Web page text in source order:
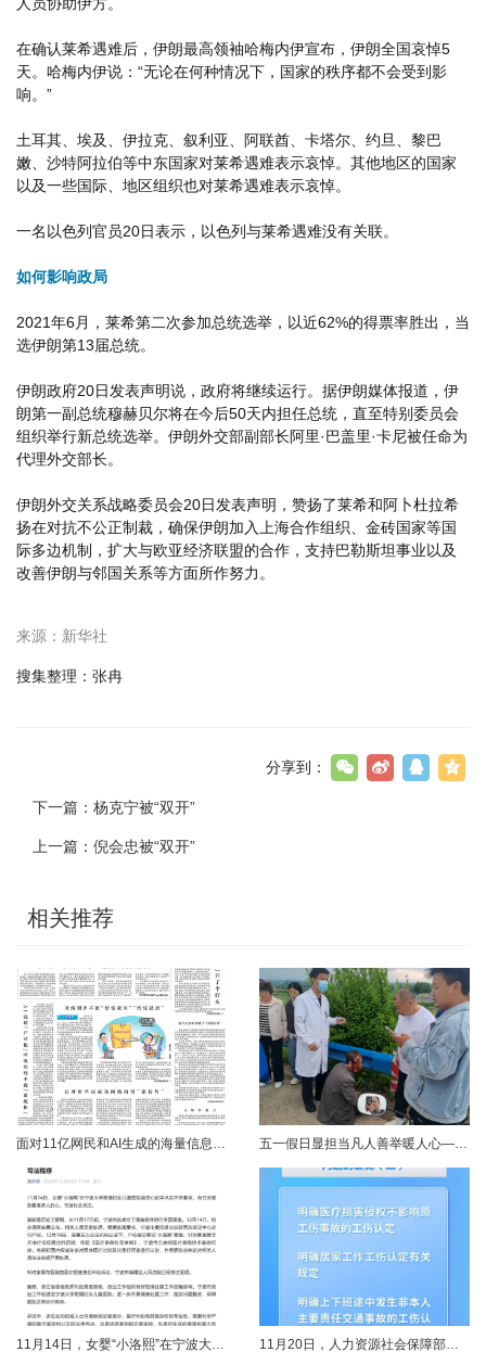
在确认莱希遇难后，伊朗最高领袖哈梅内伊宣布，伊朗全国哀悼5
天。哈梅内伊说：“无论在何种情况下，国家的秩序都不会受到影
响。”
土耳其、埃及、伊拉克、叙利亚、阿联酋、卡塔尔、约旦、黎巴
嫩、沙特阿拉伯等中东国家对莱希遇难表示哀悼。其他地区的国家
以及一些国际、地区组织也对莱希遇难表示哀悼。
一名以色列官员20日表示，以色列与莱希遇难没有关联。
如何影响政局
2021年6月，莱希第二次参加总统选举，以近62%的得票率胜出，当
选伊朗第13届总统。
伊朗政府20日发表声明说，政府将继续运行。据伊朗媒体报道，伊
朗第一副总统穆赫贝尔将在今后50天内担任总统，直至特别委员会
组织举行新总统选举。伊朗外交部副部长阿里·巴盖里·卡尼被任命为
代理外交部长。
伊朗外交关系战略委员会20日发表声明，赞扬了莱希和阿卜杜拉希
扬在对抗不公正制裁，确保伊朗加入上海合作组织、金砖国家等国
际多边机制，扩大与欧亚经济联盟的合作，支持巴勒斯坦事业以及
改善伊朗与邻国关系等方面所作努力。
来源：新华社
搜集整理：张冉
分享到：
下一篇： 杨克宁被“双开”
上一篇： 倪会忠被“双开”
相关推荐
面对11亿网民和AI生成的海量信息，如何更有效地打击色情、赌博、侵权、谣言等不良信息，确保网民的安全感和获得感持续“在线”？对这一网络治理之问，网信部门给出了清晰答案：用好网络举报这一关键抓手，推动“被动受理”转向“主动共治”，让群众监督的“微光”汇聚成净化网络生态的“洪流”。网络空间点多、线长、面广，平台规则再严密，监管部门再“给力”，也会有偶尔覆盖不到的角落。然而，在人民群众的敏锐感知面前，不...... 五一假日显担当凡人善举暖人心——渑池两名公职人员路遇车祸紧急施救2026年5月2日，五一假期期间，渑池县林业局职工范文杰、城管局职工关磊途经洛宁县景阳镇孙洞村时，偶遇一起交通事故。现场汽车与电动车相撞，骑行车主倒地受伤、头部流血，情况十分危急。危急时刻，二人毫不犹豫靠边停车，迅速上前查看伤情、安抚伤者，现场设置警戒防范二次事故，同步拨打120、110并联系伤者家属，全程坚守陪护、有序处置。直至家属......